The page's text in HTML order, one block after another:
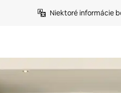
Niektoré informácie